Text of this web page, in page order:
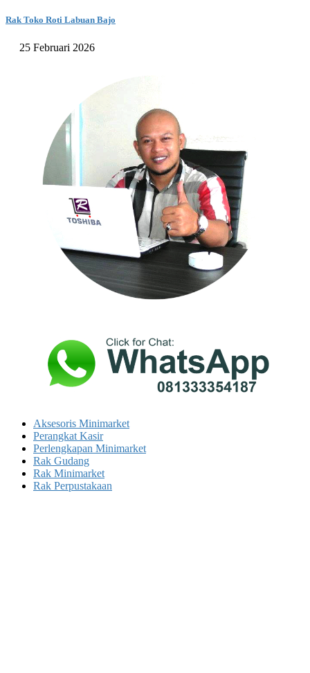
Rak Toko Roti Labuan Bajo
25 Februari 2026
Aksesoris Minimarket
Perangkat Kasir
Perlengkapan Minimarket
Rak Gudang
Rak Minimarket
Rak Perpustakaan